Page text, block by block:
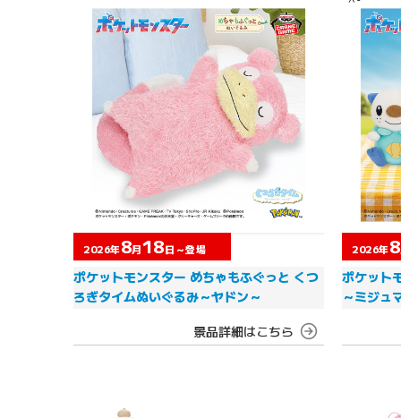
ポケットモンスター めちゃもふぐっと くつ
ろぎタイムぬいぐるみ～ヤドン～
2026年8月18日～登場
ポケット
～ミジュ
2026年8